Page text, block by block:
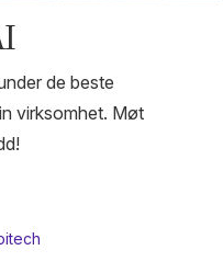
de beste
virksomhet. Møt